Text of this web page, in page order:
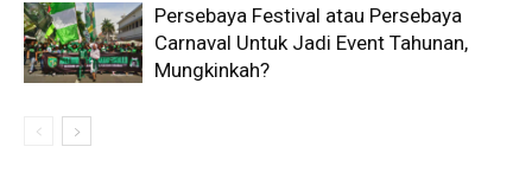
Persebaya Festival atau Persebaya
Carnaval Untuk Jadi Event Tahunan,
Mungkinkah?